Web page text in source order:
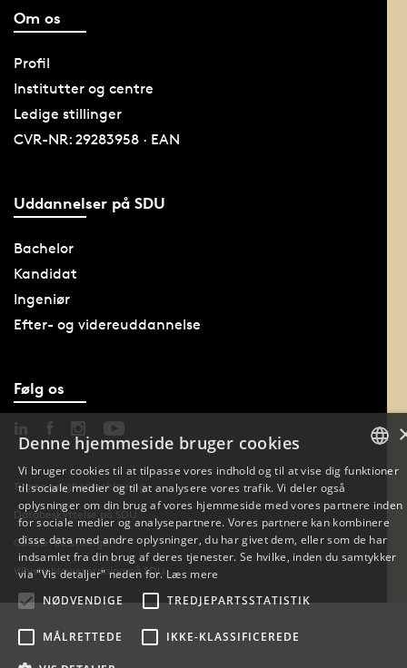
Om os
Profil
Institutter og centre
Ledige stillinger
CVR-NR: 29283958 · EAN
Uddannelser på SDU
Bachelor
Kandidat
Ingeniør
Efter- og videreuddannelse
Følg os
Tilgængelighedserklæring
Databeskyttelse på SDU
Cookie-indstillinger
Whistleblowerordning på SDU
ENGLISH
Denne hjemmeside bruger cookies
Vi bruger cookies til at tilpasse vores indhold og til at vise dig funktioner
til sociale medier og til at analysere vores trafik. Vi deler også
oplysninger om din brug af vores hjemmeside med vores partnere inden
for sociale medier og analysepartnere. Vores partnere kan kombinere
disse data med andre oplysninger, du har givet dem, eller som de har
indsamlet fra din brug af deres tjenester. Se hvilke, inden du samtykker
via "Vis detaljer" neden for. Læs mere
NØDVENDIGE
TREDJEPARTSSTATISTIK
MÅLRETTEDE IKKE-KLASSIFICEREDE